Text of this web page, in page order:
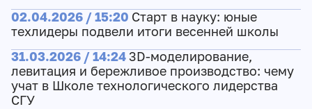
02.04.2026 / 15:20 Старт в науку: юные
техлидеры подвели итоги весенней школы
31.03.2026 / 14:24 3D‑моделирование,
левитация и бережливое производство: чему
учат в Школе технологического лидерства
СГУ